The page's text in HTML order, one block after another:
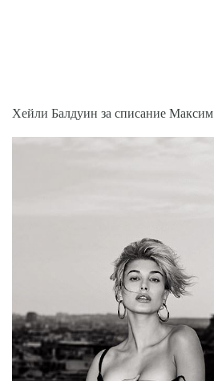
Хейли Балдуин за списание Максим